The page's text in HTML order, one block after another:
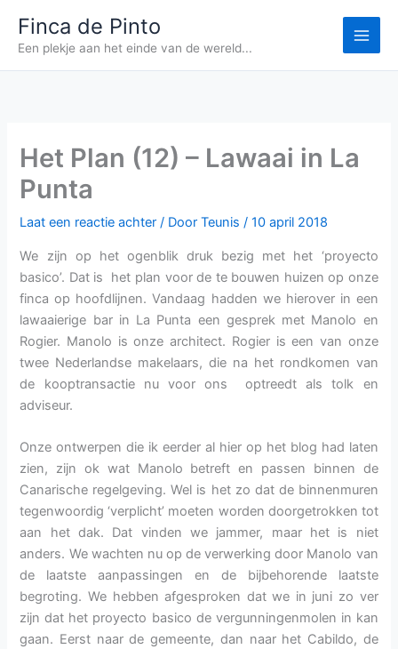
naar
inhoud
Finca de Pinto
Een plekje aan het einde van de wereld...
Het Plan (12) – Lawaai in La
Punta
Laat een reactie achter / DoorTeunis/10 april 2018
We zijn op het ogenblik druk bezig met het ‘proyecto
basico’. Dat is het plan voor de te bouwen huizen op onze
finca op hoofdlijnen. Vandaag hadden we hierover in een
lawaaierige bar in La Punta een gesprek met Manolo en
Rogier. Manolo is onze architect. Rogier is een van onze
twee Nederlandse makelaars, die na het rondkomen van
de kooptransactie nu voor ons optreedt als tolk en
adviseur.
Onze ontwerpen die ik eerder al hier op het blog had laten
zien, zijn ok wat Manolo betreft en passen binnen de
Canarische regelgeving. Wel is het zo dat de binnenmuren
tegenwoordig ‘verplicht’ moeten worden doorgetrokken tot
aan het dak. Dat vinden we jammer, maar het is niet
anders. We wachten nu op de verwerking door Manolo van
de laatste aanpassingen en de bijbehorende laatste
begroting. We hebben afgesproken dat we in juni zo ver
zijn dat het proyecto basico de vergunningenmolen in kan
gaan. Eerst naar de gemeente, dan naar het Cabildo, de